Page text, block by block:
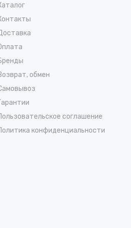
обмен
соглашение
конфиденциальности